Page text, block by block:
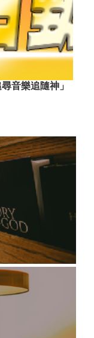
音樂追隨神」